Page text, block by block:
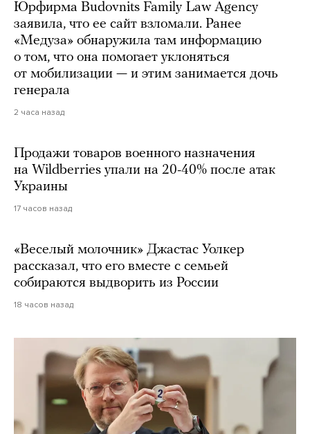
Юрфирма Budovnits Family Law Agency
заявила, что ее сайт взломали. Ранее
«Медуза» обнаружила там информацию
о том, что она помогает уклоняться
от мобилизации — и этим занимается дочь
генерала
2 часа назад
Продажи товаров военного назначения
на Wildberries упали на 20-40% после атак
Украины
17 часов назад
«Веселый молочник» Джастас Уолкер
рассказал, что его вместе с семьей
собираются выдворить из России
18 часов назад